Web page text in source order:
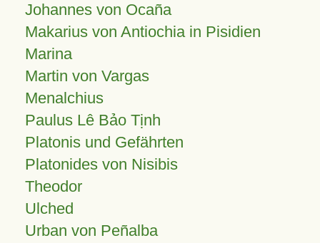
Johannes von Ocaña
Makarius von Antiochia in Pisidien
Marina
Martin von Vargas
Menalchius
Paulus Lê Bảo Tịnh
Platonis und Gefährten
Platonides von Nisibis
Theodor
Ulched
Urban von Peñalba